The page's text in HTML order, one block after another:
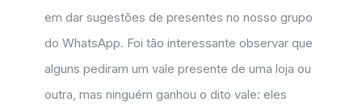
em dar sugestões de presentes no nosso grupo
do WhatsApp. Foi tão interessante observar que
alguns pediram um vale presente de uma loja ou
outra, mas ninguém ganhou o dito vale: eles